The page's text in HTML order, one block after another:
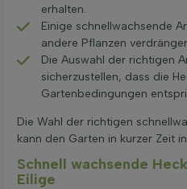
erhalten.
Einige schnellwachsende
andere Pflanzen
Die Auswahl der richtigen
sicherzustellen, dass die
Gartenbedingungen
Die Wahl der richtigen
kann den Garten in kurzer Zeit
Schnell wachsende
Eilige